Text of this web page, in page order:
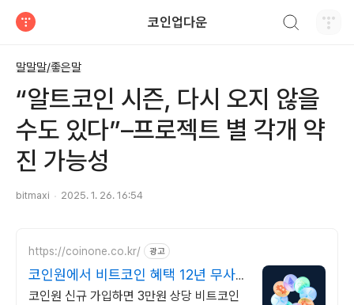
코인업다운
말말말/좋은말
“알트코인 시즌, 다시 오지 않을
수도 있다”–프로젝트 별 각개 약
진 가능성
bitmaxi 2025. 1. 26. 16:54
https://coinone.co.kr/ 광고
코인원에서 비트코인 혜택 12년 무사
고 거래소
코인원 신규 가입하면 3만원 상당 비트코인